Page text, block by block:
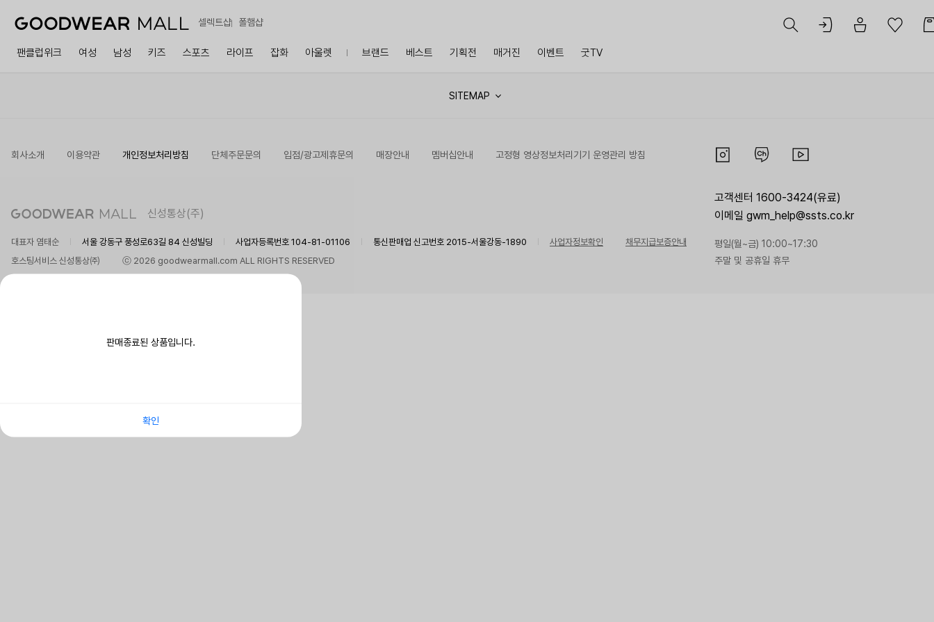
셀렉트샵 폴햄샵
팬클럽위크 여성 남성 키즈 스포츠 라이프 잡화 아울렛 브랜드 베스트 기획전 매거진 이벤트 굿TV
판매종료된 상품입니다.
확인
SITEMAP
회사소개 이용약관 개인정보처리방침 단체주문문의 입점/광고제휴문의 매장안내 멤버십안내 고정형 영상정보처리기기 운영관리 방침
신성통상(주)
대표자 염태순 서울 강동구 풍성로63길 84 신성빌딩 사업자등록번호 104-81-01106 통신판매업 신고번호 2015-서울강동-1890 사업자정보확인
채무지급보증안내
호스팅서비스 신성통상㈜
ⓒ 2026 goodwearmall.com ALL RIGHTS RESERVED
고객센터 1600-3424(유료)
이메일 gwm_help@ssts.co.kr
평일(월~금) 10:00~17:30
주말 및 공휴일 휴무